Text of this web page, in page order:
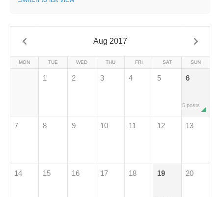
Aug 2017
MON TUE WED THU FRI SAT SUN
1 2 3 4 5 6
5 posts
7 8 9 10 11 12 13
14 15 16 17 18 19 20